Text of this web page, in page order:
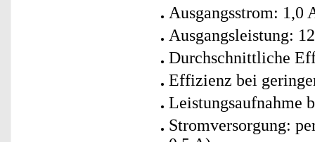
Ausgangsstrom: 1,0
Ausgangsleistung:
Durchschnittliche
Effizienz bei
Leistungsaufnahme
Stromversorgung: